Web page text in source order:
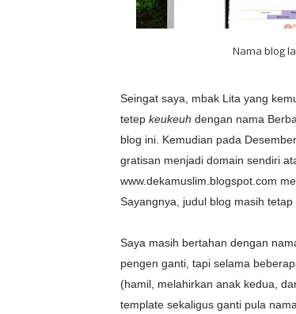
Nama blog
Seingat saya, mbak Lita yang
tetep keukeuh dengan nama
blog ini. Kemudian pada
gratisan menjadi domain sendiri
www.dekamuslim.blogspot.com
Sayangnya, judul blog masih
Saya masih bertahan dengan
pengen ganti, tapi selama
(hamil, melahirkan anak kedua,
template sekaligus ganti pula